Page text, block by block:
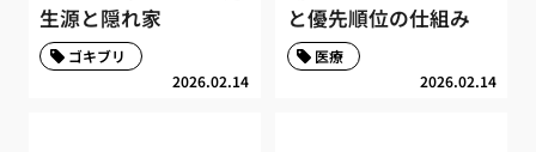
生源と隠れ家
2026.02.14
ゴキブリ
と優先順位の仕組み
2026.02.14
医療